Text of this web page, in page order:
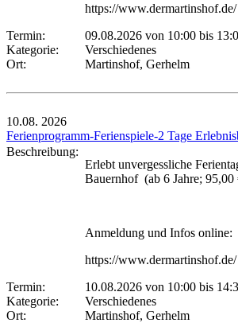
https://www.dermartinshof.de/
Termin:
09.08.2026 von 10:00 bis
Kategorie:
Verschiedenes
Ort:
Martinshof, Gerhelm
10.08. 2026
Ferienprogramm-Ferienspiele-2 Tage
Beschreibung:
Erlebt unvergessliche
Bauernhof (ab 6 Jahre; 95,00
Anmeldung und Infos online:
https://www.dermartinshof.de/
Termin:
10.08.2026 von 10:00 bis
Kategorie:
Verschiedenes
Ort:
Martinshof, Gerhelm